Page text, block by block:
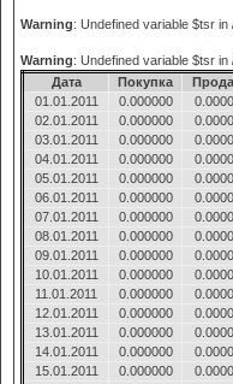
Warning: Undefined variable $tsr in
Warning: Undefined variable $tsr in
Дата
Покупка
01.01.2011
0.000000
02.01.2011
0.000000
03.01.2011
0.000000
04.01.2011
0.000000
05.01.2011
0.000000
06.01.2011
0.000000
07.01.2011
0.000000
08.01.2011
0.000000
09.01.2011
0.000000
10.01.2011
0.000000
11.01.2011
0.000000
12.01.2011
0.000000
13.01.2011
0.000000
14.01.2011
0.000000
15.01.2011
0.000000